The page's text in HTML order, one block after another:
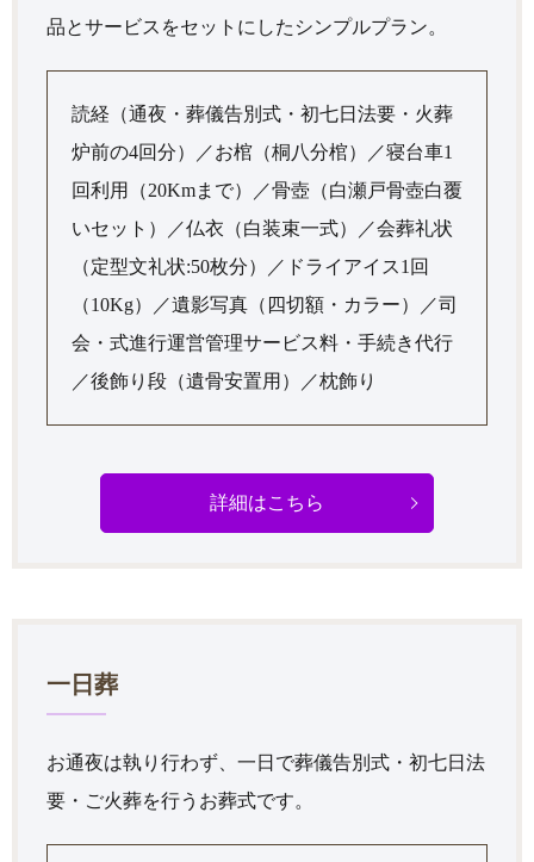
品とサービスをセットにしたシンプルプラン。
読経（通夜・葬儀告別式・初七日法要・火葬
炉前の4回分）／お棺（桐八分棺）／寝台車1
回利用（20Kmまで）／骨壺（白瀬戸骨壺白覆
いセット）／仏衣（白装束一式）／会葬礼状
（定型文礼状:50枚分）／ドライアイス1回
（10Kg）／遺影写真（四切額・カラー）／司
会・式進行運営管理サービス料・手続き代行
／後飾り段（遺骨安置用）／枕飾り
詳細はこちら
一日葬
お通夜は執り行わず、一日で葬儀告別式・初七日法
要・ご火葬を行うお葬式です。